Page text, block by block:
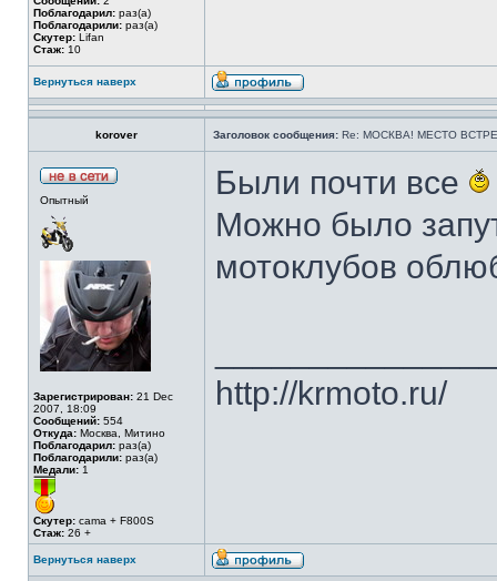
Поблагодарил: раз(а)
Поблагодарили: раз(а)
Скутер: Lifan
Стаж: 10
Вернуться наверх
korover Заголовок сообщения: Re: МОСКВА! МЕСТО
Опытный
Зарегистрирован: 21 Dec
2007, 18:09
Сообщений: 554
Откуда: Москва, Митино
Поблагодарил: раз(а)
Поблагодарили: раз(а)
Медали: 1
Скутер: cama + F800S
Стаж: 26 +
Были почти все
Можно было
мотоклубов
http://krmoto.ru/
Вернуться наверх